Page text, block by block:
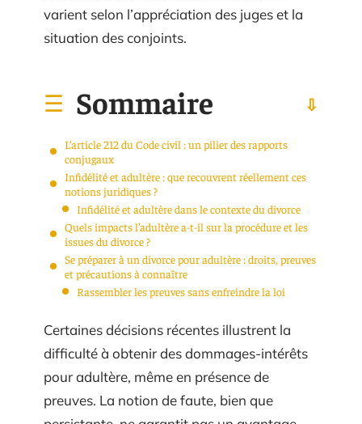
varient selon l’appréciation des juges et la
situation des conjoints.
Sommaire
L’article 212 du Code civil : un pilier des rapports
conjugaux
Infidélité et adultère : que recouvrent réellement ces
notions juridiques ?
Infidélité et adultère dans le contexte du divorce
Quels impacts l’adultère a-t-il sur la procédure et les
issues du divorce ?
Se préparer à un divorce pour adultère : droits, preuves
et précautions à connaître
Rassembler les preuves sans enfreindre la loi
Certaines décisions récentes illustrent la
difficulté à obtenir des dommages-intérêts
pour adultère, même en présence de
preuves. La notion de faute, bien que